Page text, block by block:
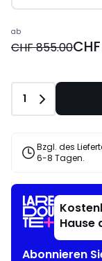
ab
CHF 855.00
Anzahl
1
Bzgl. des
6-8 Tagen.
Hause
Abonnieren